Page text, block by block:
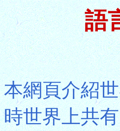
語
本網頁介紹
時世界上共